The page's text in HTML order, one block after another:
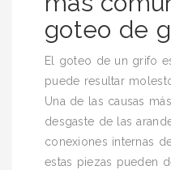
goteo de
El goteo de un grifo
puede resultar
Una de las causas
desgaste de las
conexiones internas
estas piezas pueden